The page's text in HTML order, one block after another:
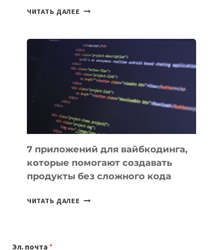
ЧИТАТЬ ДАЛЕЕ ТАСК-
ПОЛЕЗНЫХ
ИНСТРУМЕНТОВ
ДЛЯ
РАБОТЫ
7 приложений для вайбкодинга,
которые помогают создавать
продукты без сложного кода
ЧИТАТЬ ДАЛЕЕ
Эл. почта *